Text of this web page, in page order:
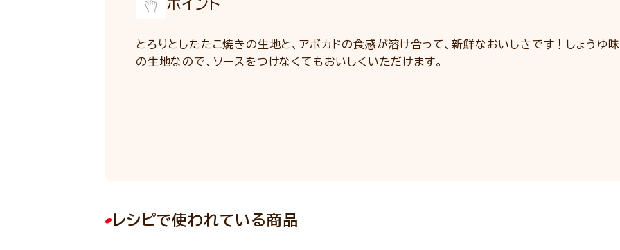
ポイント
とろりとしたたこ焼きの生地と、アボカドの食感が溶け合って、新鮮なおいしさです！しょうゆ味
の生地なので、ソースをつけなくてもおいしくいただけます。
レシピで使われている商品